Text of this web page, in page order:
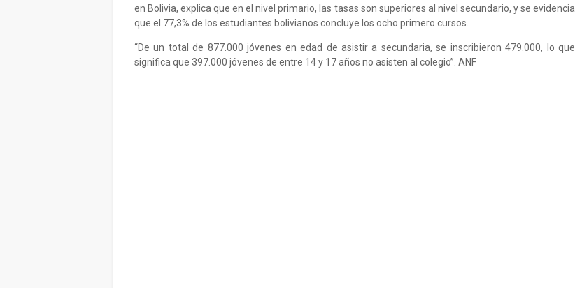
en Bolivia, explica que en el nivel primario, las tasas son superiores al nivel secundario, y se evidencia
que el 77,3% de los estudiantes bolivianos concluye los ocho primero cursos.
“De un total de 877.000 jóvenes en edad de asistir a secundaria, se inscribieron 479.000, lo que
significa que 397.000 jóvenes de entre 14 y 17 años no asisten al colegio”. ANF